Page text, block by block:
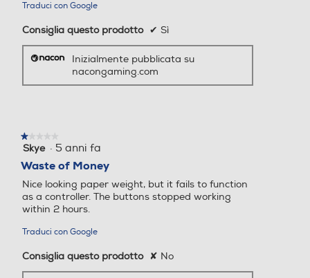
Traduci con Google
Consiglia questo prodotto ✔ Sì
Inizialmente pubblicata su
nacongaming.com
★★★★★
★★★★★
1
5
stelle.
Skye · 5 anni fa
Waste of Money
Nice looking paper weight, but it fails to function
as a controller. The buttons stopped working
within 2 hours.
Traduci con Google
Consiglia questo prodotto ✘ No